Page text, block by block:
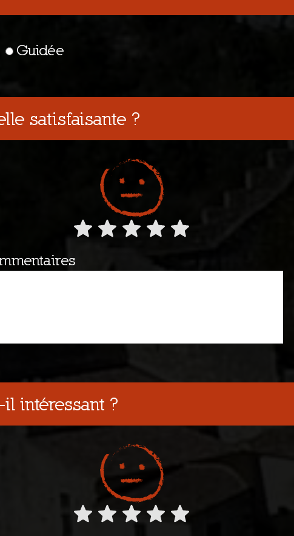
Guidée
satisfaisante ?
intéressant ?